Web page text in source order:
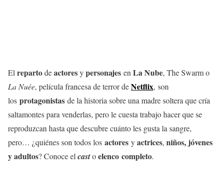
El repartodeactoresypersonajes en La Nube, The Swarm o
La Nuée, película francesa de terror deNetflix, son
los protagonistas de la historia sobre una madre soltera que cría
saltamontes para venderlas, pero le cuesta trabajo hacer que se
reproduzcan hasta que descubre cuánto les gusta la sangre,
pero… ¿quiénes son todos los actores yactrices, niños, jóvenes
y adultos? Conoce el castoelenco completo.